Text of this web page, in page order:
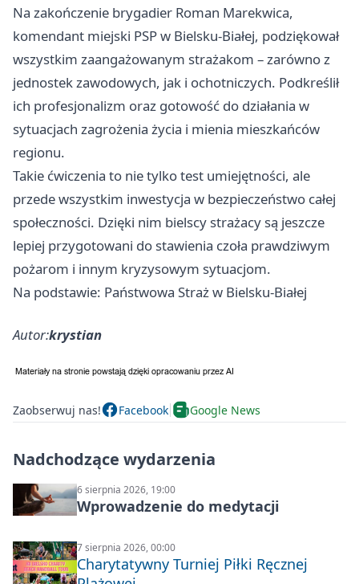
Na zakończenie brygadier Roman Marekwica,
komendant miejski PSP w Bielsku-Białej, podziękował
wszystkim zaangażowanym strażakom – zarówno z
jednostek zawodowych, jak i ochotniczych. Podkreślił
ich profesjonalizm oraz gotowość do działania w
sytuacjach zagrożenia życia i mienia mieszkańców
regionu.
Takie ćwiczenia to nie tylko test umiejętności, ale
przede wszystkim inwestycja w bezpieczeństwo całej
społeczności. Dzięki nim bielscy strażacy są jeszcze
lepiej przygotowani do stawienia czoła prawdziwym
pożarom i innym kryzysowym sytuacjom.
Na podstawie: Państwowa Straż w Bielsku-Białej
Autor:krystian
Zaobserwuj nas! Facebook Google News
Nadchodzące wydarzenia
6 sierpnia 2026, 19:00
Wprowadzenie do medytacji
7 sierpnia 2026, 00:00
Charytatywny Turniej Piłki Ręcznej